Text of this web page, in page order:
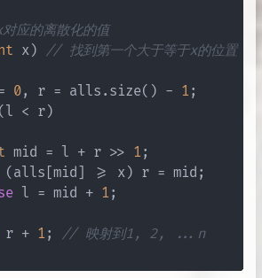
应的离散化的值
x) // 找到第一个大于等于x的位置
0, r = alls.size() - 1;
< r)
mid = l + r >> 1;
(alls[mid] >= x) r = mid;
l = mid + 1;
r + 1; // 映射到1, 2, ...n